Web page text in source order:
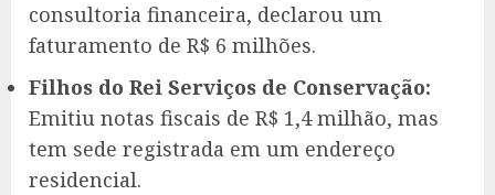
consultoria financeira, declarou um
faturamento de R$ 6 milhões.
Filhos do Rei Serviços de Conservação:
Emitiu notas fiscais de R$ 1,4 milhão, mas
tem sede registrada em um endereço
residencial.